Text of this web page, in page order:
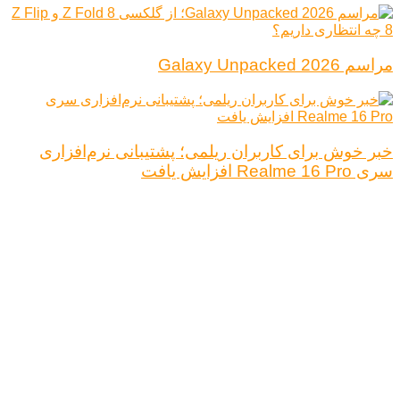
مراسم Galaxy Unpacked 2026
خبر خوش برای کاربران ریلمی؛ پشتیبانی نرم‌افزاری
سری Realme 16 Pro افزایش یافت